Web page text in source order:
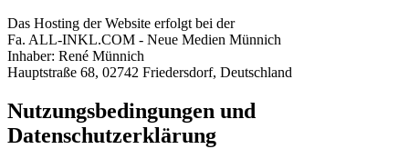
Das Hosting der Website erfolgt bei der
Fa. ALL-INKL.COM - Neue Medien Münnich
Inhaber: René Münnich
Hauptstraße 68, 02742 Friedersdorf, Deutschland
Nutzungsbedingungen und
Datenschutzerklärung